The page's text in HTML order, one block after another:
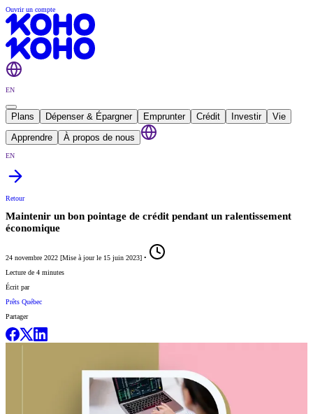
Ouvrir un compte
EN
Plans Dépenser & Épargner Emprunter Crédit Investir
Vie
Apprendre
À propos de nous
EN
Retour
Maintenir un bon pointage de crédit pendant un ralentissement
économique
24 novembre 2022 [Mise à jour le 15 juin 2023] •
Lecture de 4 minutes
Écrit par
Prêts Québec
Partager